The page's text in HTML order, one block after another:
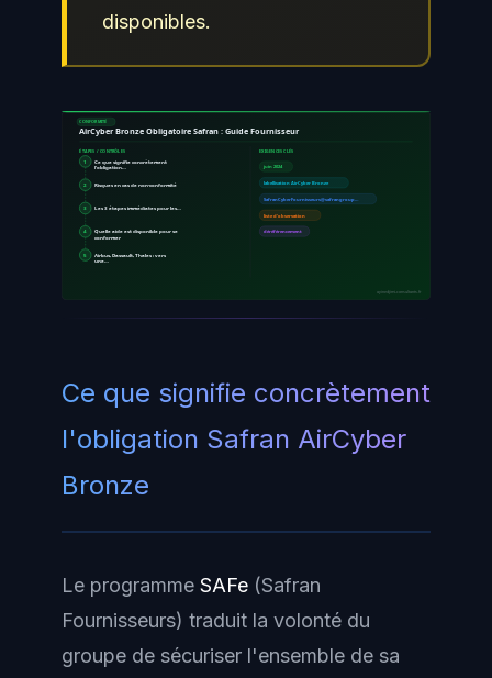
disponibles.
CONFORMITÉ
AirCyber Bronze Obligatoire Safran : Guide Fournisseur
ÉTAPES / CONTRÔLES
1
Ce que signifie concrètement
l'obligation…
2 Risques en cas de non-conformité
3 Les 3 étapes immédiates pour les…
4
Quelle aide est disponible pour se
conformer
5
Airbus, Dassault, Thales : vers
une…
EXIGENCES CLÉS
juin 2024
labellisation AirCyber Bronze
SafranCyberFournisseurs@safrangroup…
liste d'observation
déréférencement
ayinedjimi-consultants.fr
Ce que signifie concrètement
l'obligation Safran AirCyber
Bronze
Le programme SAFe (Safran
Fournisseurs) traduit la volonté du
groupe de sécuriser l'ensemble de sa